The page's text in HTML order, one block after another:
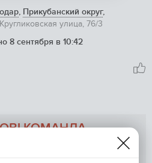
, Прикубанский округ,
улица, 76/3
8 сентября в 10:42
1/ 21
КОМАНДА